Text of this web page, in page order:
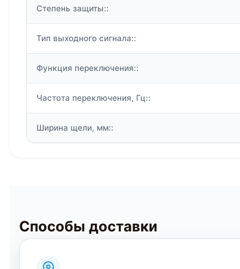
Степень защиты::
Тип выходного сигнала::
Функция переключения::
Частота переключения, Гц::
Ширина щели, мм::
Способы доставки